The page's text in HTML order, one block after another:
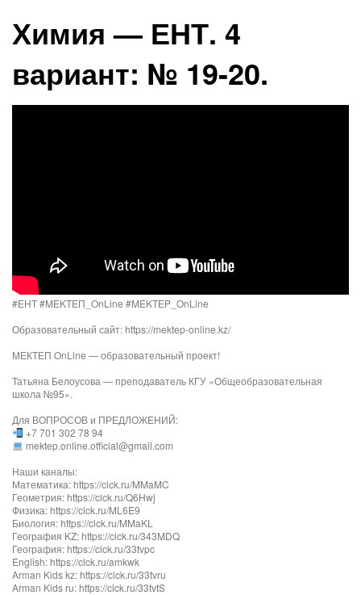
Химия — ЕНТ. 4
вариант: № 19-20.
#ЕНТ #MEKTEП_OnLine #MEKTEP_OnLine
Образовательный сайт: https://mektep-online.kz/
МЕКТЕП OnLine — образовательный проект!
Татьяна Белоусова — преподаватель КГУ «Общеобразовательная
школа №95».
Для ВОПРОСОВ и ПРЕДЛОЖЕНИЙ:
+7 701 302 78 94
mektep.online.official@gmail.com
Наши каналы:
Математика: https://clck.ru/MMaMC
Геометрия: https://clck.ru/Q6Hwj
Физика: https://clck.ru/ML6E9
Биология: https://clck.ru/MMaKL​​​​​​
География KZ: https://clck.ru/343MDQ
География: https://clck.ru/33tvpc
English: https://clck.ru/amkwk
Arman Kids kz: https://clck.ru/33tvru
Arman Kids ru: https://clck.ru/33tvtS